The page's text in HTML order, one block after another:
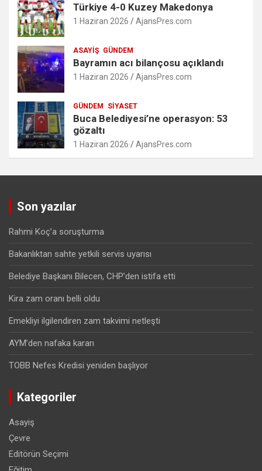
Türkiye 4-0 Kuzey Makedonya
1 Haziran 2026 AjansPres.com
ASAYIŞ GÜNDEM
Bayramın acı bilançosu açıklandı
1 Haziran 2026 AjansPres.com
GÜNDEM SIYASET
Buca Belediyesi’ne operasyon: 53
gözaltı
1 Haziran 2026 AjansPres.com
Son yazılar
Rahmi Koç’a soruşturma
Bakanlıktan sahte yetkili servis uyarısı
Belediye Başkanı Bilecen, CHP’den istifa etti
Kira zam oranı belli oldu
Emekliyi ilgilendiren zam takvimi netleşti
AYM’den nafaka kararı
TOBB Nefes Kredisi yeniden başlıyor
Kategoriler
Asayiş
Çevre
Editörün Seçimi